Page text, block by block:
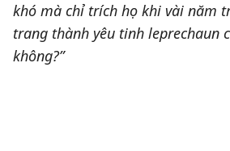
khó mà chỉ trích họ khi vài năm
trang thành yêu tinh leprechaun
không?”